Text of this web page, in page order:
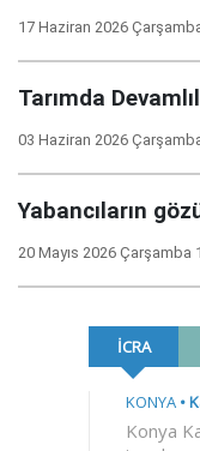
17 Haziran 2026
Tarımda
03 Haziran 2026
Yabancıların
20 Mayıs 2026 Çarşamba